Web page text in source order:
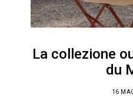
La collezione
du
16